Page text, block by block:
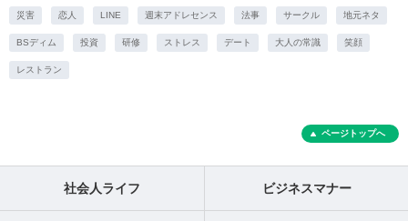
災害 恋人 LINE 週末アドレセンス 法事 サークル 地元ネタ
BSディム 投資 研修 ストレス デート 大人の常識 笑顔
レストラン
ページトップへ
社会人ライフ ビジネスマナー